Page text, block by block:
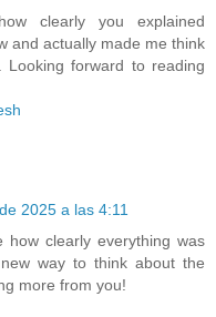
clearly you explained
and actually made me think
forward to reading
2025 a las 4:11
how clearly everything was
way to think about the
more from you!